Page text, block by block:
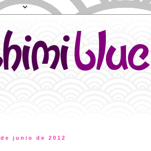
junio de 2012